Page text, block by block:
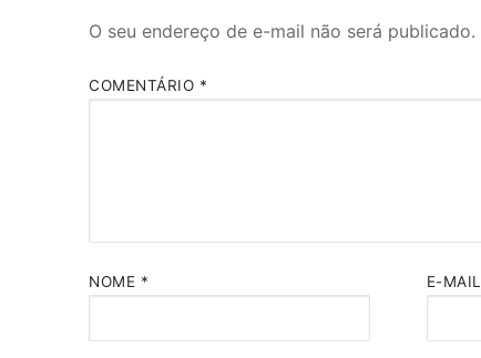
O seu endereço de e-mail não será publicado.
COMENTÁRIO *
NOME * E-MAIL